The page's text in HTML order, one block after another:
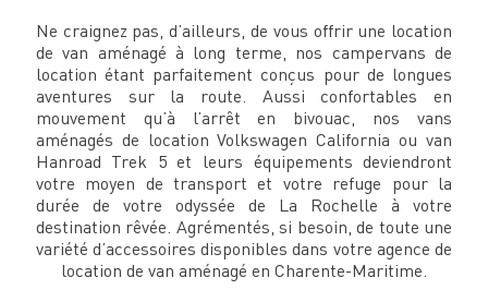
Ne craignez pas, d’ailleurs, de vous offrir une location
de van aménagé à long terme, nos campervans de
location étant parfaitement conçus pour de longues
aventures sur la route. Aussi confortables en
mouvement qu’à l’arrêt en bivouac, nos vans
aménagés de location Volkswagen California ou van
Hanroad Trek 5 et leurs équipements deviendront
votre moyen de transport et votre refuge pour la
durée de votre odyssée de La Rochelle à votre
destination rêvée. Agrémentés, si besoin, de toute une
variété d’accessoires disponibles dans votre agence de
location de van aménagé en Charente-Maritime.